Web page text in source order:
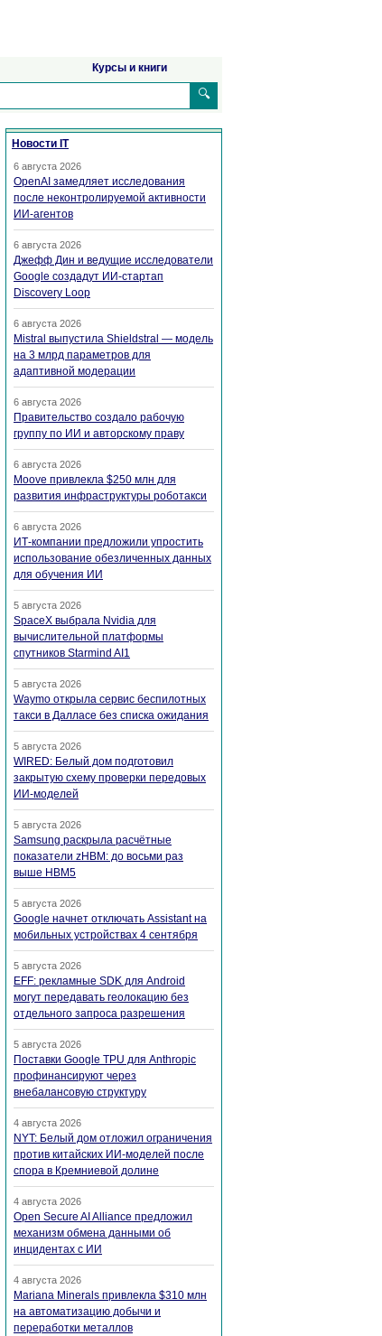
Курсы и книги
🔍
Новости IT
6 августа 2026
OpenAI замедляет исследования
после неконтролируемой активности
ИИ-агентов
6 августа 2026
Джефф Дин и ведущие исследователи
Google создадут ИИ-стартап
Discovery Loop
6 августа 2026
Mistral выпустила Shieldstral — модель
на 3 млрд параметров для
адаптивной модерации
6 августа 2026
Правительство создало рабочую
группу по ИИ и авторскому праву
6 августа 2026
Moove привлекла $250 млн для
развития инфраструктуры роботакси
6 августа 2026
ИТ-компании предложили упростить
использование обезличенных данных
для обучения ИИ
5 августа 2026
SpaceX выбрала Nvidia для
вычислительной платформы
спутников Starmind AI1
5 августа 2026
Waymo открыла сервис беспилотных
такси в Далласе без списка ожидания
5 августа 2026
WIRED: Белый дом подготовил
закрытую схему проверки передовых
ИИ-моделей
5 августа 2026
Samsung раскрыла расчётные
показатели zHBM: до восьми раз
выше HBM5
5 августа 2026
Google начнет отключать Assistant на
мобильных устройствах 4 сентября
5 августа 2026
EFF: рекламные SDK для Android
могут передавать геолокацию без
отдельного запроса разрешения
5 августа 2026
Поставки Google TPU для Anthropic
профинансируют через
внебалансовую структуру
4 августа 2026
NYT: Белый дом отложил ограничения
против китайских ИИ-моделей после
спора в Кремниевой долине
4 августа 2026
Open Secure AI Alliance предложил
механизм обмена данными об
инцидентах с ИИ
4 августа 2026
Mariana Minerals привлекла $310 млн
на автоматизацию добычи и
переработки металлов